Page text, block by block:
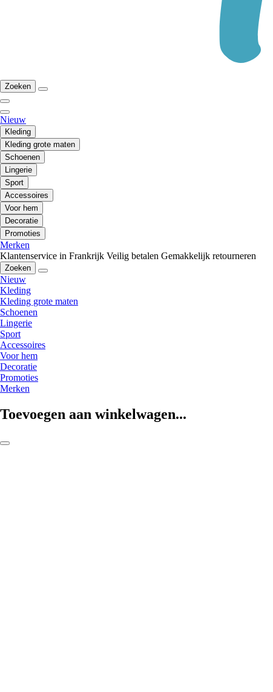
Zoeken
Nieuw
Kleding
Kleding grote maten
Schoenen
Lingerie
Sport
Accessoires
Voor hem
Decoratie
Promoties
Merken
Klantenservice in Frankrijk Veilig betalen Gemakkelijk retourneren
Zoeken
Nieuw
Kleding
Kleding grote maten
Schoenen
Lingerie
Sport
Accessoires
Voor hem
Decoratie
Promoties
Merken
Toevoegen aan winkelwagen...